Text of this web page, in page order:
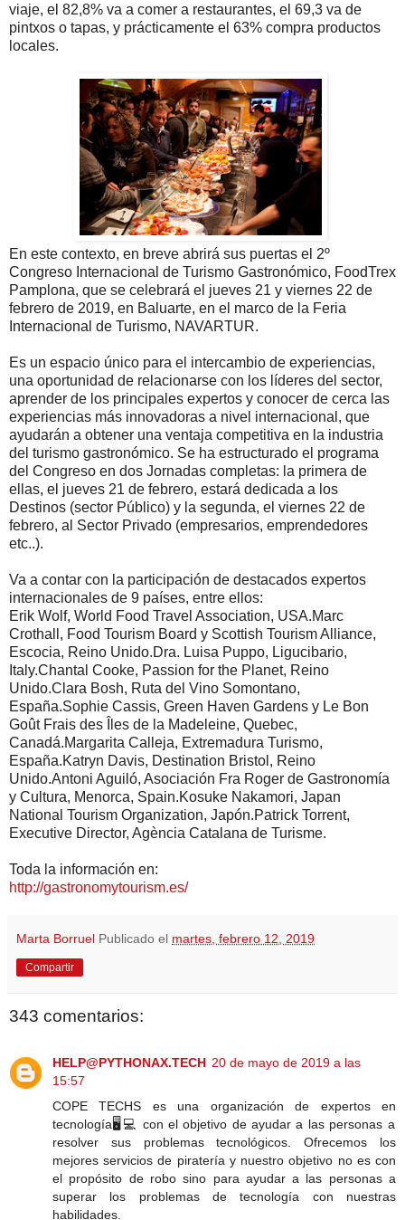
viaje, el 82,8% va a comer a restaurantes, el 69,3 va de
pintxos o tapas, y prácticamente el 63% compra productos
locales.
En este contexto, en breve abrirá sus puertas el 2º
Congreso Internacional de Turismo Gastronómico, FoodTrex
Pamplona, que se celebrará el jueves 21 y viernes 22 de
febrero de 2019, en Baluarte, en el marco de la Feria
Internacional de Turismo, NAVARTUR.
Es un espacio único para el intercambio de experiencias,
una oportunidad de relacionarse con los líderes del sector,
aprender de los principales expertos y conocer de cerca las
experiencias más innovadoras a nivel internacional, que
ayudarán a obtener una ventaja competitiva en la industria
del turismo gastronómico. Se ha estructurado el programa
del Congreso en dos Jornadas completas: la primera de
ellas, el jueves 21 de febrero, estará dedicada a los
Destinos (sector Público) y la segunda, el viernes 22 de
febrero, al Sector Privado (empresarios, emprendedores
etc..).
Va a contar con la participación de destacados expertos
internacionales de 9 países, entre ellos:
Erik Wolf, World Food Travel Association, USA.Marc
Crothall, Food Tourism Board y Scottish Tourism Alliance,
Escocia, Reino Unido.Dra. Luisa Puppo, Ligucibario,
Italy.Chantal Cooke, Passion for the Planet, Reino
Unido.Clara Bosh, Ruta del Vino Somontano,
España.Sophie Cassis, Green Haven Gardens y Le Bon
Goût Frais des Îles de la Madeleine, Quebec,
Canadá.Margarita Calleja, Extremadura Turismo,
España.Katryn Davis, Destination Bristol, Reino
Unido.Antoni Aguiló, Asociación Fra Roger de Gastronomía
y Cultura, Menorca, Spain.Kosuke Nakamori, Japan
National Tourism Organization, Japón.Patrick Torrent,
Executive Director, Agència Catalana de Turisme.
Toda la información en:
http://gastronomytourism.es/
Marta Borruel Publicado el martes, febrero 12, 2019
Compartir
343 comentarios:
HELP@PYTHONAX.TECH 20 de mayo de 2019 a las
15:57
COPE TECHS es una organización de expertos en
tecnología🖥️💻 con el objetivo de ayudar a las personas a
resolver sus problemas tecnológicos. Ofrecemos los
mejores servicios de piratería y nuestro objetivo no es con
el propósito de robo sino para ayudar a las personas a
superar los problemas de tecnología con nuestras
habilidades.